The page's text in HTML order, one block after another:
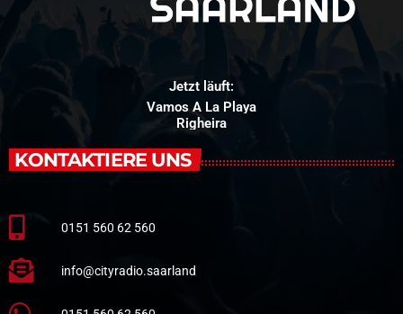
Jetzt läuft:
Vamos A La Playa
Righeira
KONTAKTIERE UNS
0151 560 62 560
info@cityradio.saarland